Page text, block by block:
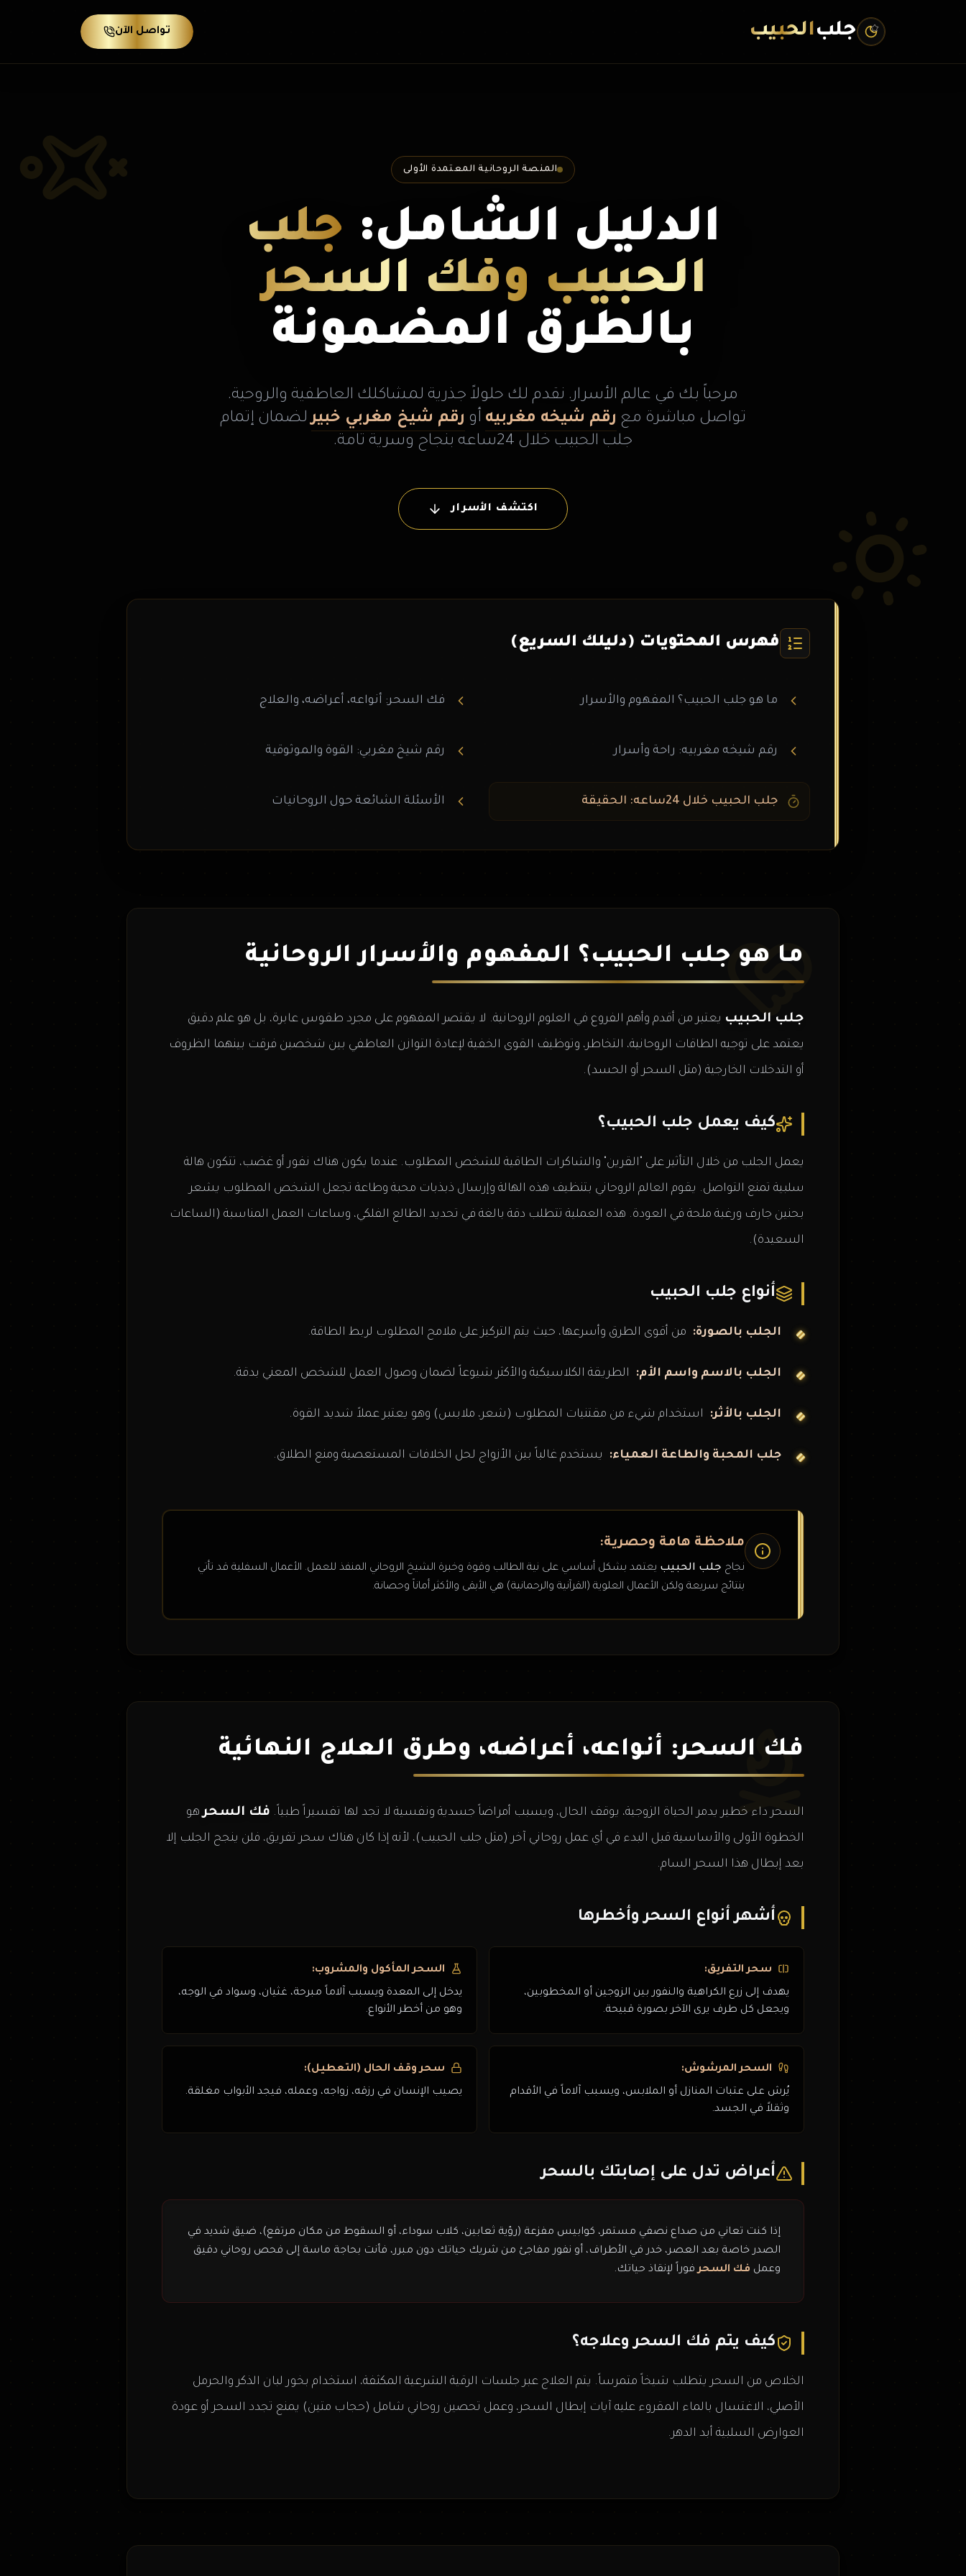
جلبالحبيب تواصل الآن
المنصة الروحانية المعتمدة الأولى
الدليل الشامل: جلب
الحبيب وفك السحر
بالطرق المضمونة
مرحباً بك في عالم الأسرار. نقدم لك حلولاً جذرية لمشاكلك العاطفية والروحية.
تواصل مباشرة مع رقم شيخه مغربيه أو رقم شيخ مغربي خبيرلضمان إتمام
جلب الحبيب خلال 24ساعه بنجاح وسرية تامة.
اكتشف الأسرار
فهرس المحتويات (دليلك السريع)
ما هو جلب الحبيب؟ المفهوم والأسرار فك السحر: أنواعه، أعراضه، والعلاج
رقم شيخه مغربيه: راحة وأسرار رقم شيخ مغربي: القوة والموثوقية
جلب الحبيب خلال 24ساعه: الحقيقة الأسئلة الشائعة حول الروحانيات
ما هو جلب الحبيب؟ المفهوم والأسرار الروحانية
جلب الحبيب يعتبر من أقدم وأهم الفروع في العلوم الروحانية. لا يقتصر المفهوم على مجرد طقوس عابرة، بل هو علم دقيق
يعتمد على توجيه الطاقات الروحانية، التخاطر، وتوظيف القوى الخفية لإعادة التوازن العاطفي بين شخصين فرقت بينهما الظروف
أو التدخلات الخارجية (مثل السحر أو الحسد).
كيف يعمل جلب الحبيب؟
يعمل الجلب من خلال التأثير على "القرين" والشاكرات الطاقية للشخص المطلوب. عندما يكون هناك نفور أو غضب، تتكون هالة
سلبية تمنع التواصل. يقوم العالم الروحاني بتنظيف هذه الهالة وإرسال ذبذبات محبة وطاعة تجعل الشخص المطلوب يشعر
بحنين جارف ورغبة ملحة في العودة. هذه العملية تتطلب دقة بالغة في تحديد الطالع الفلكي، وساعات العمل المناسبة (الساعات
السعيدة).
أنواع جلب الحبيب
الجلب بالصورة: من أقوى الطرق وأسرعها، حيث يتم التركيز على ملامح المطلوب لربط الطاقة.
الجلب بالاسم واسم الأم: الطريقة الكلاسيكية والأكثر شيوعاً لضمان وصول العمل للشخص المعني بدقة.
الجلب بالأثر: استخدام شيء من مقتنيات المطلوب (شعر، ملابس) وهو يعتبر عملاً شديد القوة.
جلب المحبة والطاعة العمياء: يستخدم غالباً بين الأزواج لحل الخلافات المستعصية ومنع الطلاق.
ملاحظة هامة وحصرية:
نجاح جلب الحبيب يعتمد بشكل أساسي على نية الطالب وقوة وخبرة الشيخ الروحاني المنفذ للعمل. الأعمال السفلية قد تأتي
بنتائج سريعة ولكن الأعمال العلوية (القرآنية والرحمانية) هي الأبقى والأكثر أماناً وحصانة.
فك السحر: أنواعه، أعراضه، وطرق العلاج النهائية
السحر داء خطير يدمر الحياة الزوجية، يوقف الحال، ويسبب أمراضاً جسدية ونفسية لا تجد لها تفسيراً طبياً. فك السحرهو
الخطوة الأولى والأساسية قبل البدء في أي عمل روحاني آخر (مثل جلب الحبيب)، لأنه إذا كان هناك سحر تفريق، فلن ينجح الجلب إلا
بعد إبطال هذا السحر السام.
أشهر أنواع السحر وأخطرها
سحر التفريق:
يهدف إلى زرع الكراهية والنفور بين الزوجين أو المخطوبين،
ويجعل كل طرف يرى الآخر بصورة قبيحة.
السحر المأكول والمشروب:
يدخل إلى المعدة ويسبب آلاماً مبرحة، غثيان، وسواد في الوجه،
وهو من أخطر الأنواع.
السحر المرشوش:
يُرش على عتبات المنازل أو الملابس، ويسبب آلاماً في الأقدام
وثقلاً في الجسد.
سحر وقف الحال (التعطيل):
يصيب الإنسان في رزقه، زواجه، وعمله، فيجد الأبواب مغلقة.
أعراض تدل على إصابتك بالسحر
إذا كنت تعاني من صداع نصفي مستمر، كوابيس مفزعة (رؤية ثعابين، كلاب سوداء، أو السقوط من مكان مرتفع)، ضيق شديد في
الصدر خاصة بعد العصر، خدر في الأطراف، أو نفور مفاجئ من شريك حياتك دون مبرر، فأنت بحاجة ماسة إلى فحص روحاني دقيق
وعمل فك السحرفوراً لإنقاذ حياتك.
كيف يتم فك السحر وعلاجه؟
الخلاص من السحر يتطلب شيخاً متمرساً. يتم العلاج عبر جلسات الرقية الشرعية المكثفة، استخدام بخور لبان الذكر والحرمل
الأصلي، الاغتسال بالماء المقروء عليه آيات إبطال السحر، وعمل تحصين روحاني شامل (حجاب متين) يمنع تجدد السحر أو عودة
العوارض السلبية أبد الدهر.